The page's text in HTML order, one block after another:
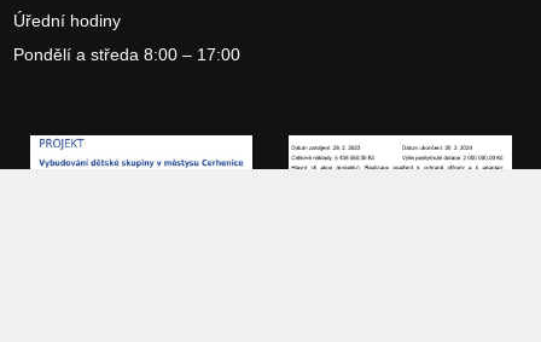
Úřední hodiny
Pondělí a středa 8:00 – 17:00